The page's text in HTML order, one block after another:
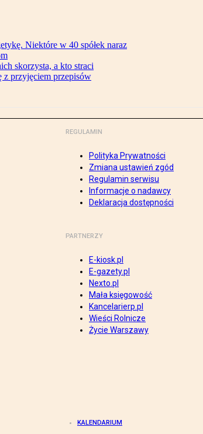
Niektóre w 40 spółek naraz
skorzysta, a kto straci
z przyjęciem przepisów
REGULAMIN
Polityka Prywatności
Zmiana ustawień zgód
Regulamin serwisu
Informacje o nadawcy
Deklaracja dostępności
PARTNERZY
E-kiosk.pl
E-gazety.pl
Nexto.pl
Mała księgowość
Kancelarierp.pl
Wieści Rolnicze
Życie Warszawy
KALENDARIUM